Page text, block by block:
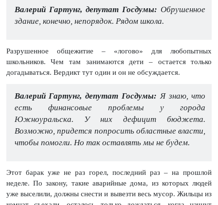
Валерий Гартунг, депутат Госдумы: Обрушенное
здание, конечно, непорядок. Рядом школа.
Разрушенное общежитие – «логово» для любопытных
школьников. Чем там занимаются дети – остается только
догадываться. Вердикт тут один и он не обсуждается.
Валерий Гартунг, депутат Госдумы: Я знаю, что
есть финансовые проблемы у города
Южноуральска. У них дефицит бюджета.
Возможно, придется попросить областные власти,
чтобы помогли. Но так оставлять мы не будем.
Этот барак уже не раз горел, последний раз – на прошлой
неделе. По закону, такие аварийные дома, из которых людей
уже выселили, должны снести и вывезти весь мусор. Жильцы из